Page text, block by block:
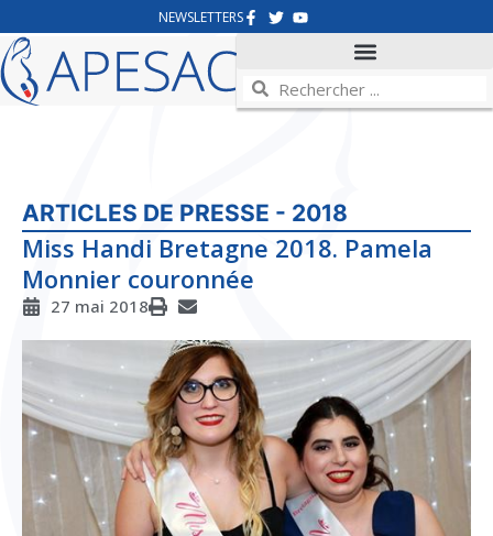
NEWSLETTERS
ARTICLES DE PRESSE - 2018
Miss Handi Bretagne 2018. Pamela
Monnier couronnée
27 mai 2018